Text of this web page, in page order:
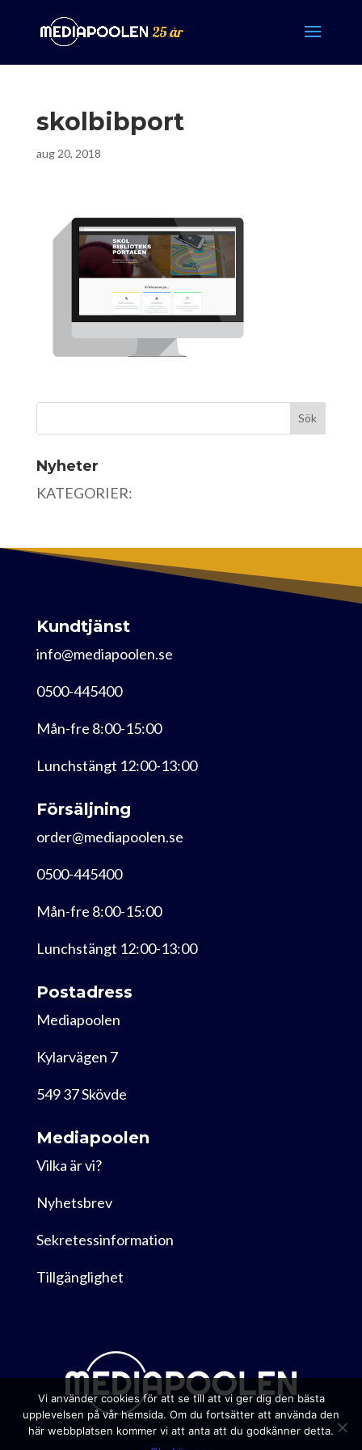
skolbibport
aug 20, 2018
Nyheter
KATEGORIER:
Kundtjänst
info@mediapoolen.se
0500-445400
Mån-fre 8:00-15:00
Lunchstängt 12:00-13:00
Försäljning
order@mediapoolen.se
0500-445400
Mån-fre 8:00-15:00
Lunchstängt 12:00-13:00
Postadress
Mediapoolen
Kylarvägen 7
549 37 Skövde
Mediapoolen
Vilka är vi?
Nyhetsbrev
Sekretessinformation
Tillgänglighet
Vi använder cookies för att se till att vi ger dig den bästa
upplevelsen på vår hemsida. Om du fortsätter att använda den
här webbplatsen kommer vi att anta att du godkänner detta.